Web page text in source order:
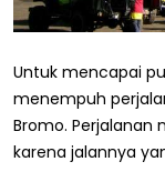
Untuk mencapai
menempuh
Bromo.
karena jalannya